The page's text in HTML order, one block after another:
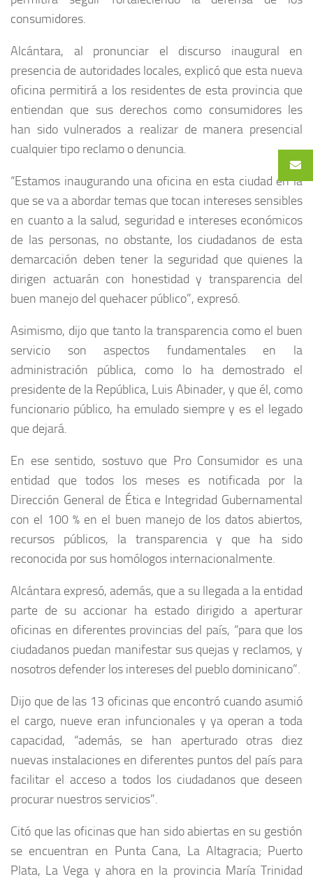
consumidores.
Alcántara, al pronunciar el discurso inaugural en
presencia de autoridades locales, explicó que esta nueva
oficina permitirá a los residentes de esta provincia que
entiendan que sus derechos como consumidores les
han sido vulnerados a realizar de manera presencial
cualquier tipo reclamo o denuncia.
“Estamos inaugurando una oficina en esta ciudad en la
que se va a abordar temas que tocan intereses sensibles
en cuanto a la salud, seguridad e intereses económicos
de las personas, no obstante, los ciudadanos de esta
demarcación deben tener la seguridad que quienes la
dirigen actuarán con honestidad y transparencia del
buen manejo del quehacer público”, expresó.
Asimismo, dijo que tanto la transparencia como el buen
servicio son aspectos fundamentales en la
administración pública, como lo ha demostrado el
presidente de la República, Luis Abinader, y que él, como
funcionario público, ha emulado siempre y es el legado
que dejará.
En ese sentido, sostuvo que Pro Consumidor es una
entidad que todos los meses es notificada por la
Dirección General de Ética e Integridad Gubernamental
con el 100 % en el buen manejo de los datos abiertos,
recursos públicos, la transparencia y que ha sido
reconocida por sus homólogos internacionalmente.
Alcántara expresó, además, que a su llegada a la entidad
parte de su accionar ha estado dirigido a aperturar
oficinas en diferentes provincias del país, “para que los
ciudadanos puedan manifestar sus quejas y reclamos, y
nosotros defender los intereses del pueblo dominicano”.
Dijo que de las 13 oficinas que encontró cuando asumió
el cargo, nueve eran infuncionales y ya operan a toda
capacidad, “además, se han aperturado otras diez
nuevas instalaciones en diferentes puntos del país para
facilitar el acceso a todos los ciudadanos que deseen
procurar nuestros servicios”.
Citó que las oficinas que han sido abiertas en su gestión
se encuentran en Punta Cana, La Altagracia; Puerto
Plata, La Vega y ahora en la provincia María Trinidad